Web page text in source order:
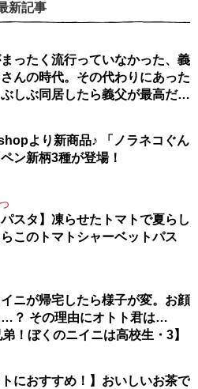
新記事
ったく流行っていなかった、義
んの時代。その代わりにあった
しぶ同居したら義父が最高だっ
より新商品♪ 「ノラネコぐん
ン新柄3種が登場！
パスタ】凍らせたトマトで夏らし
このトマトシャーベットパス
ニが帰宅したら様子が変。お顔
…？ その理由にオトト君は…
弟！ぼくのニイニは高校生・3】
トにおすすめ！】おいしいお茶で